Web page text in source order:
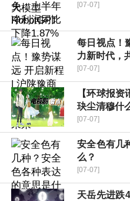
[07-07]
每日视点！
力新时代，
[07-07]
【环球报
玦尘清穆什
[07-07]
安全色有几
么？
[07-07]
天岳先进跌